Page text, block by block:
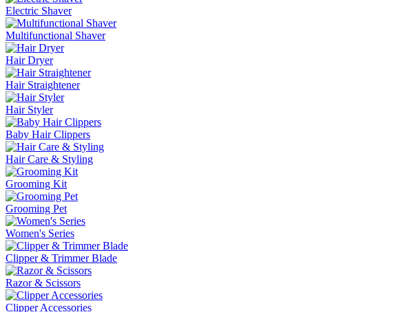
Electric Shaver
Multifunctional Shaver
Hair Dryer
Hair Straightener
Hair Styler
Baby Hair Clippers
Hair Care & Styling
Grooming Kit
Grooming Pet
Women's Series
Clipper & Trimmer Blade
Razor & Scissors
Clipper Accessories